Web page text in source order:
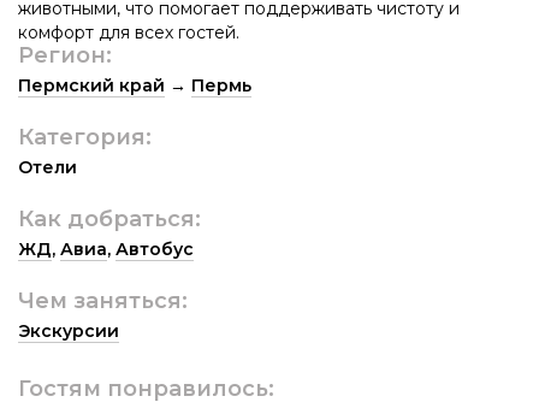
животными, что помогает поддерживать чистоту и
комфорт для всех гостей.
Регион:
Пермский край → Пермь
Категория:
Отели
Как добраться:
ЖД, Авиа, Автобус
Чем заняться:
Экскурсии
Гостям понравилось: